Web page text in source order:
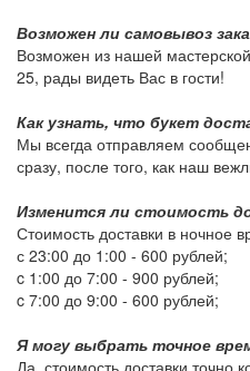
Возможен ли самовывоз
Возможен из нашей
25, рады видеть Вас в гости!
Как узнать, что букет
Мы всегда отправляем
сразу, после того, как наш
Изменится ли стоимость
Стоимость доставки в ночное
с 23:00 до 1:00 - 600 рублей;
c 1:00 до 7:00 - 900 рублей;
c 7:00 до 9:00 - 600 рублей;
Я могу выбрать точное
Да, стоимость доставки точно